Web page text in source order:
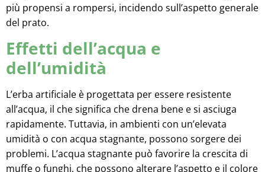
più propensi a rompersi, incidendo sull’aspetto generale
del prato.
Effetti dell’acqua e
dell’umidità
L’erba artificiale è progettata per essere resistente
all’acqua, il che significa che drena bene e si asciuga
rapidamente. Tuttavia, in ambienti con un’elevata
umidità o con acqua stagnante, possono sorgere dei
problemi. L’acqua stagnante può favorire la crescita di
muffe o funghi, che possono alterare l’aspetto e il colore